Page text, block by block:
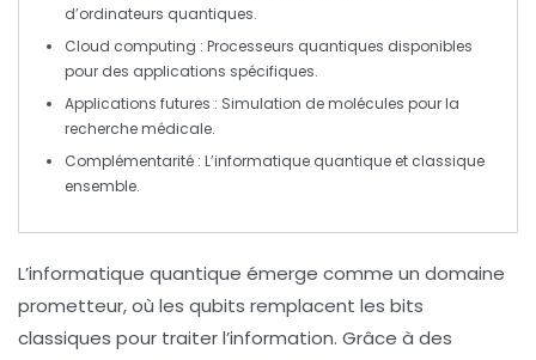
d’ordinateurs quantiques.
Cloud computing : Processeurs quantiques disponibles
pour des applications spécifiques.
Applications futures : Simulation de molécules pour la
recherche médicale.
Complémentarité : L’informatique quantique et classique
ensemble.
L’informatique quantique émerge comme un domaine
prometteur, où les qubits remplacent les bits
classiques pour traiter l’information. Grâce à des